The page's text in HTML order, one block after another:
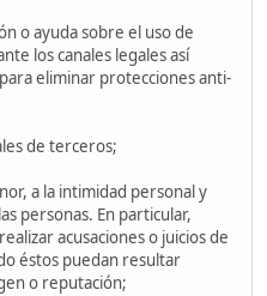
o ayuda sobre el uso de
los canales legales así
eliminar protecciones anti-
de terceros;
a la intimidad personal y
personas. En particular,
acusaciones o juicios de
éstos puedan resultar
o reputación;